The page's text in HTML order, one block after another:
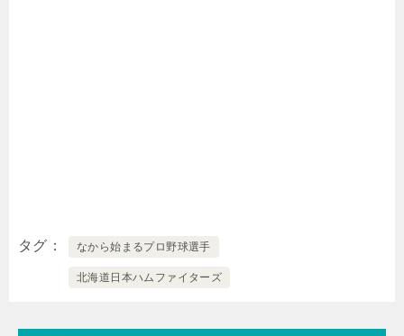
タグ なから始まるプロ野球選手
北海道日本ハムファイターズ